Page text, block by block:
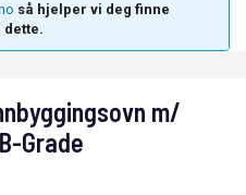
så hjelper vi deg finne
dette.
m/
Grade